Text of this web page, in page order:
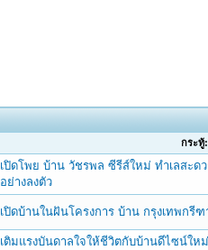
กระทู้:
เปิดโพย บ้าน วัชรพล ซีรีส์ใหม่ ทำเลสะ
อย่างลงตัว
เปิดบ้านในฝันโครงการ บ้าน กรุงเทพก
เติมแรงบันดาลใจให้ชีวิตกับบ้านดีไซน์ใ